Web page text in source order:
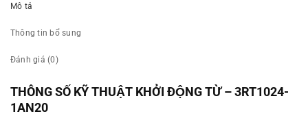
Mô tả
Thông tin bổ sung
Đánh giá (0)
THÔNG SỐ KỸ THUẬT KHỞI ĐỘNG TỪ – 3RT1024-
1AN20